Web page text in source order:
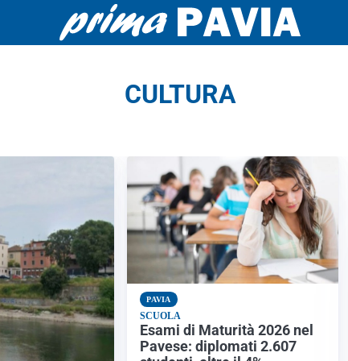
CULTURA
PAVIA
SCUOLA
Esami di Maturità 2026 nel
Pavese: diplomati 2.607